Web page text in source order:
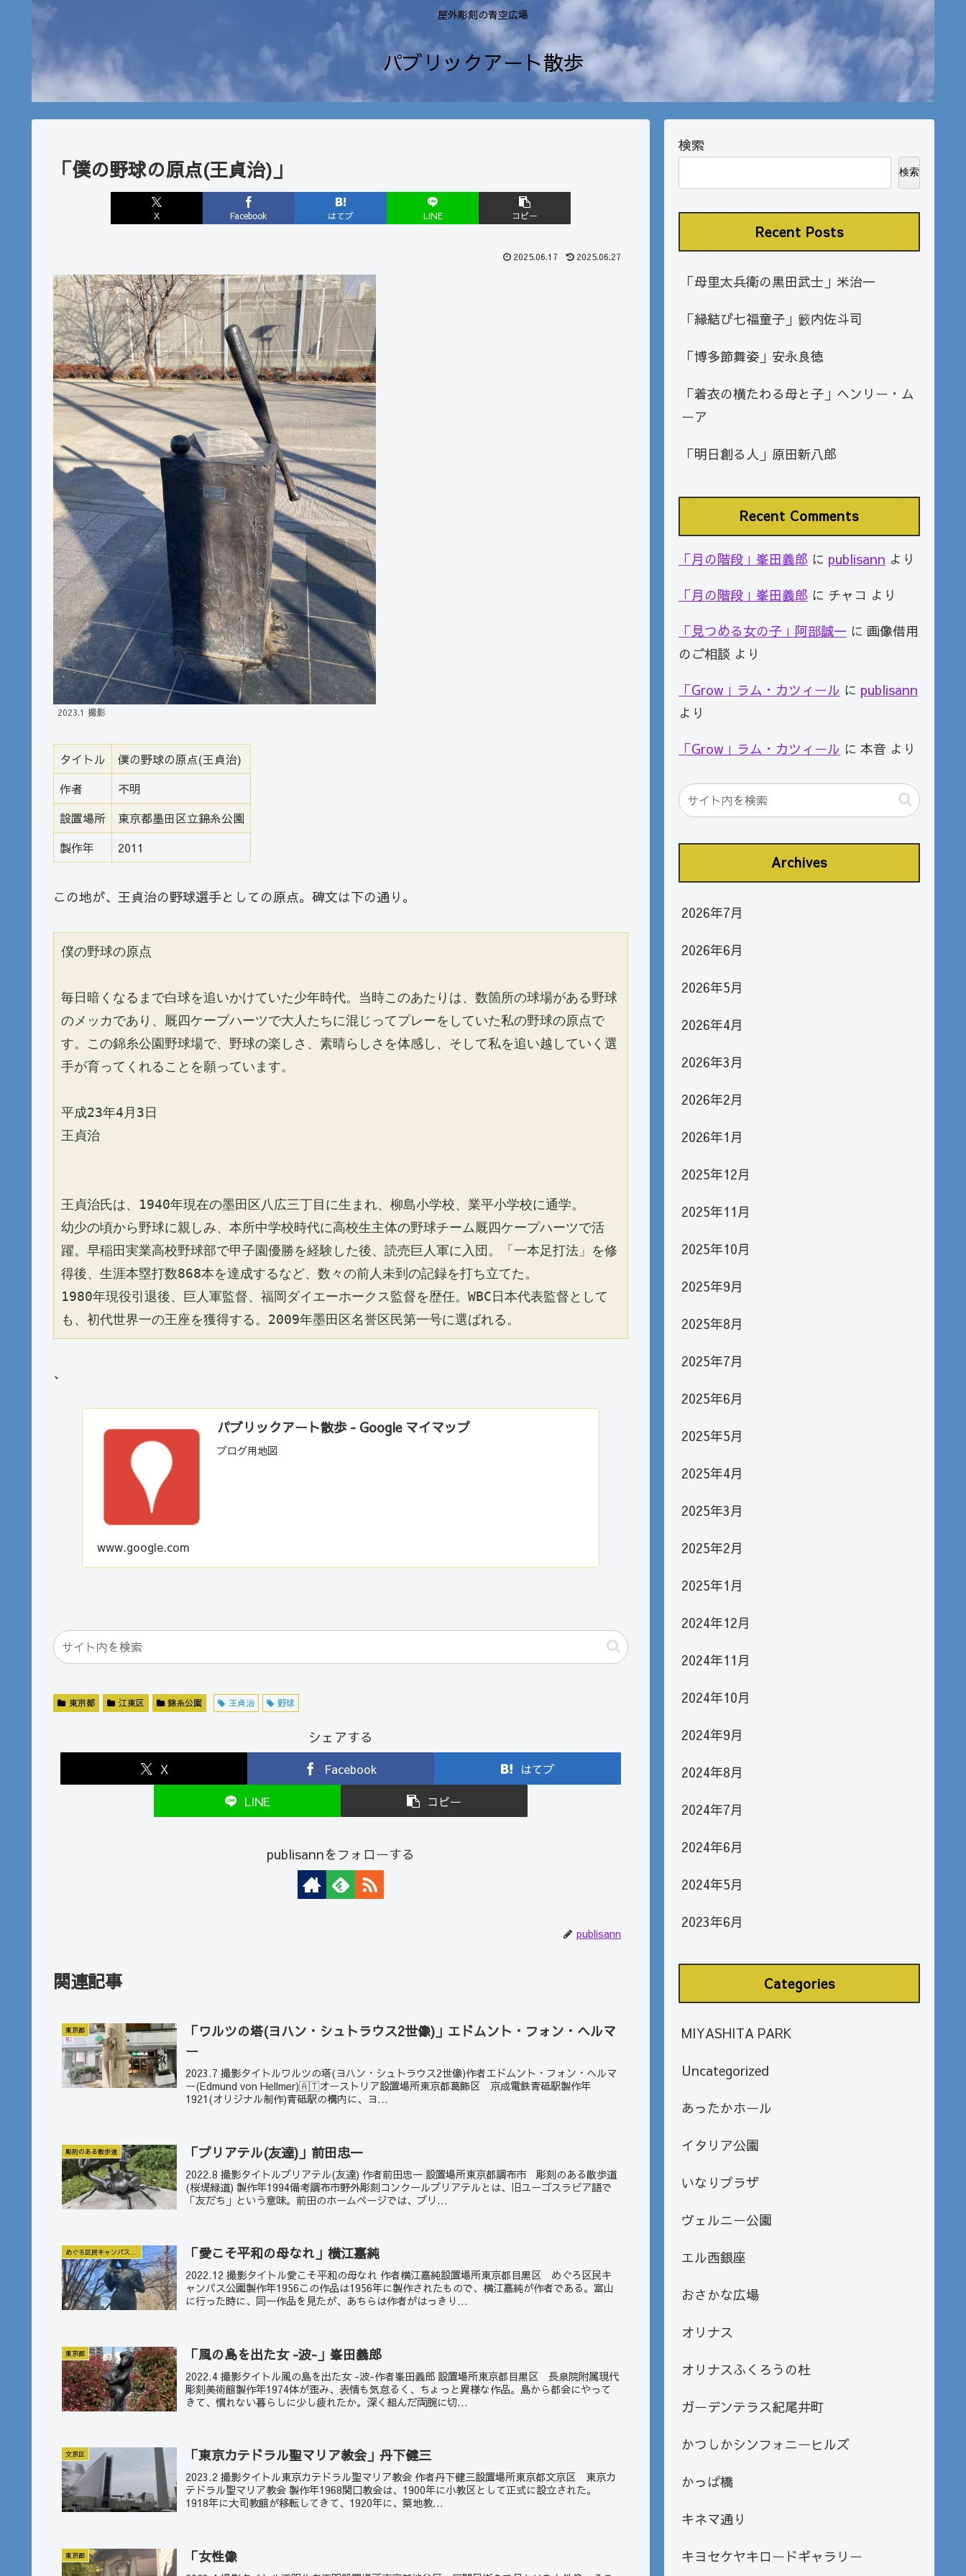
屋外彫刻の青空広場
パブリックアート散歩
「僕の野球の原点(王貞治)」
X Facebook はてブ LINE コピー
2025.06.17 2025.06.27
2023.1 撮影
タイトル
僕の野球の原点(王貞治)
作者
不明
設置場所
東京都墨田区立錦糸公園
製作年
2011
この地が、王貞治の野球選手としての原点。碑文は下の通り。
僕の野球の原点
毎日暗くなるまで白球を追いかけていた少年時代。当時このあたりは、数箇所の球場がある野球
のメッカであり、厩四ケープハーツで大人たちに混じってプレーをしていた私の野球の原点で
す。この錦糸公園野球場で、野球の楽しさ、素晴らしさを体感し、そして私を追い越していく選
手が育ってくれることを願っています。
平成23年4月3日
王貞治
王貞治氏は、1940年現在の墨田区八広三丁目に生まれ、柳島小学校、業平小学校に通学。
幼少の頃から野球に親しみ、本所中学校時代に高校生主体の野球チーム厩四ケープハーツで活
躍。早稲田実業高校野球部で甲子園優勝を経験した後、読売巨人軍に入団。「一本足打法」を修
得後、生涯本塁打数868本を達成するなど、数々の前人未到の記録を打ち立てた。
1980年現役引退後、巨人軍監督、福岡ダイエーホークス監督を歴任。WBC日本代表監督として
も、初代世界一の王座を獲得する。2009年墨田区名誉区民第一号に選ばれる。
、
パブリックアート散歩 - Google マイマップ
ブログ用地図
www.google.com
東京都 江東区 錦糸公園 王貞治 野球
シェアする
X Facebook はてブ
LINE コピー
publisannをフォローする
publisann
関連記事
東京都
「ワルツの塔(ヨハン・シュトラウス2世像)」エドムント・フォン・ヘルマ
ー
2023.7 撮影タイトルワルツの塔(ヨハン・シュトラウス2世像)作者エドムント・フォン・ヘルマ
ー(Edmund von Hellmer)🇦🇹オーストリア設置場所東京都葛飾区 京成電鉄青砥駅製作年
1921(オリジナル制作)青砥駅の構内に、ヨ...
彫刻のある散歩道 「プリアテル(友達)」前田忠一
2022.8 撮影タイトルプリアテル(友達) 作者前田忠一 設置場所東京都調布市 彫刻のある散歩道
(桜堤緑道) 製作年1994備考調布市野外彫刻コンクールプリアテルとは、旧ユーゴスラビア語で
「友だち」という意味。前田のホームページでは、プリ...
「愛こそ平和の母なれ」横江嘉純
2022.12 撮影タイトル愛こそ平和の母なれ 作者横江嘉純設置場所東京都目黒区 めぐろ区民キ
ャンパス公園製作年1956この作品は1956年に製作されたもので、横江嘉純が作者である。富山
に行った時に、同一作品を見たが、あちらは作者がはっきり...
東京都 「風の島を出た女 -波-」峯田義郎
2022.4 撮影タイトル風の島を出た女 -波-作者峯田義郎 設置場所東京都目黒区 長泉院附属現代
彫刻美術館製作年1974体が歪み、表情も気怠るく、ちょっと異様な作品。島から都会にやって
きて、慣れない暮らしに少し疲れたか。深く組んだ両腕に切...
文京区 「東京カテドラル聖マリア教会」丹下健三
2023.2 撮影タイトル東京カテドラル聖マリア教会 作者丹下健三設置場所東京都文京区 東京カ
テドラル聖マリア教会 製作年1968関口教会は、1900年に小教区として正式に設立された。
1918年に大司教館が移転してきて、1920年に、築地教...
東京都 「女性像
検索
検索
Recent Posts
「母里太兵衛の黒田武士」米治一
「縁結び七福童子」籔内佐斗司
「博多節舞姿」安永良徳
「着衣の横たわる母と子」ヘンリー・ム
ーア
「明日創る人」原田新八郎
Recent Comments
「月の階段」峯田義郎 に publisann より
「月の階段」峯田義郎 に チャコ より
「見つめる女の子」阿部誠一 に 画像借用
のご相談 より
「Grow」ラム・カツィール に publisann
より
「Grow」ラム・カツィール に 本音 より
Archives
2026年7月
2026年6月
2026年5月
2026年4月
2026年3月
2026年2月
2026年1月
2025年12月
2025年11月
2025年10月
2025年9月
2025年8月
2025年7月
2025年6月
2025年5月
2025年4月
2025年3月
2025年2月
2025年1月
2024年12月
2024年11月
2024年10月
2024年9月
2024年8月
2024年7月
2024年6月
2024年5月
2023年6月
Categories
MIYASHITA PARK
Uncategorized
あったかホール
イタリア公園
いなりプラザ
ヴェルニー公園
エル西銀座
おさかな広場
オリナス
オリナスふくろうの杜
ガーデンテラス紀尾井町
かつしかシンフォニーヒルズ
かっぱ橋
キネマ通り
キヨセケヤキロードギャラリー